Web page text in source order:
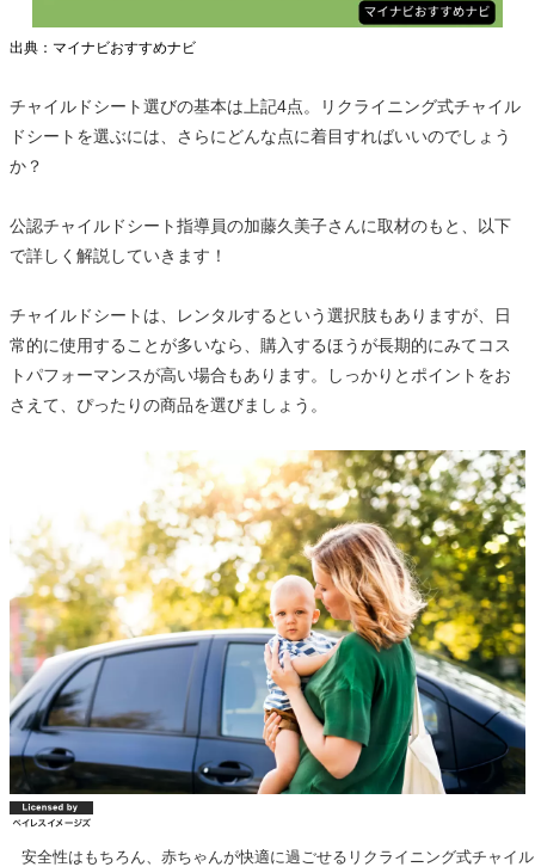
出典：マイナビおすすめナビ
チャイルドシート選びの基本は上記4点。リクライニング式チャイル
ドシートを選ぶには、さらにどんな点に着目すればいいのでしょう
か？
公認チャイルドシート指導員の加藤久美子さんに取材のもと、以下
で詳しく解説していきます！
チャイルドシートは、レンタルするという選択肢もありますが、日
常的に使用することが多いなら、購入するほうが長期的にみてコス
トパフォーマンスが高い場合もあります。しっかりとポイントをお
さえて、ぴったりの商品を選びましょう。
安全性はもちろん、赤ちゃんが快適に過ごせるリクライニング式チャイル